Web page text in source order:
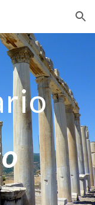
Skip to navigation